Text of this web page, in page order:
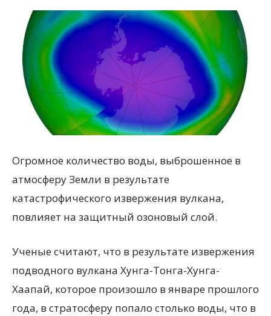
Огромное количество воды, выброшенное в
атмосферу Земли в результате
катастрофического извержения вулкана,
повлияет на защитный озоновый слой.
Ученые считают, что в результате извержения
подводного вулкана Хунга-Тонга-Хунга-
Хаапай, которое произошло в январе прошлого
года, в стратосферу попало столько воды, что в